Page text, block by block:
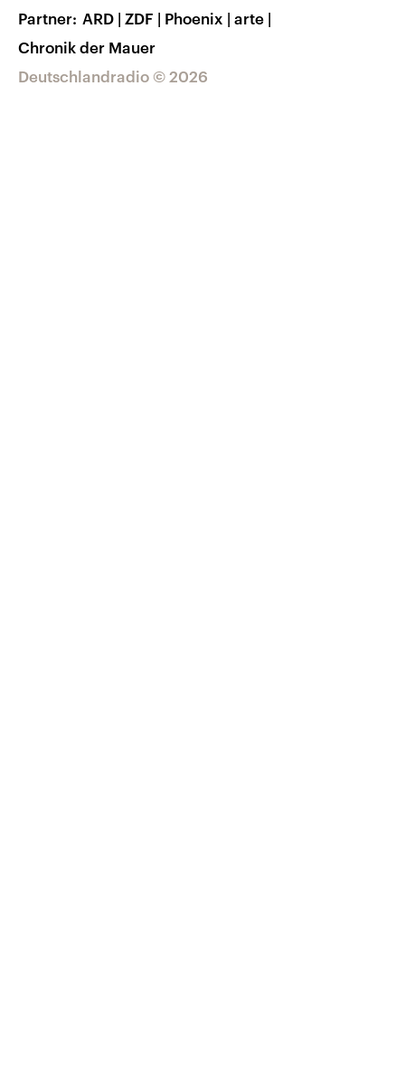
Barrierefreiheit
Deutschlandradio © 2026
Partner ARD | ZDF | Phoenix | arte |
Chronik der Mauer